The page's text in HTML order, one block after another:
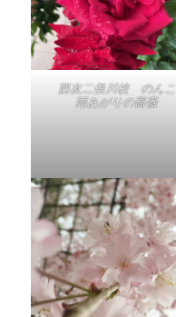
西友二俣川校 のんこ
雨あがりの薔薇